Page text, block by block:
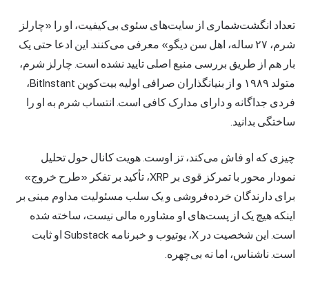
تعداد انگشت‌شماری از سایت‌های سئوی بی‌کیفیت، او را «چارلز
شرم، ۲۷ ساله، اهل سن دیگو» معرفی می‌کنند. این ادعا حتی یک
بار هم از طریق بررسی منبع اصلی تایید نشده است. چارلز شرم،
متولد ۱۹۸۹ و از بنیانگذاران صرافی اولیه بیت‌کوین BitInstant،
فردی جداگانه و دارای مدارک کافی است. انتساب شرم به او را
ساختگی بدانید.
چیزی که او فاش می‌کند، تز اوست. هویت کانال حول تحلیل
نمودار محور با تمرکز قوی بر XRP، تأکید بر تفکر «طرح خروج»
برای دارندگان خرده‌فروشی و یک سلب مسئولیت مداوم مبنی بر
اینکه هیچ یک از پست‌های او مشاوره مالی نیست، ساخته شده
است. این شخصیت در X، یوتیوب و خبرنامه Substack او ثابت
است. ناشناس، اما نه بی‌چهره.